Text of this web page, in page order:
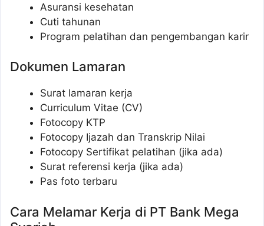
Asuransi kesehatan
Cuti tahunan
Program pelatihan dan pengembangan karir
Dokumen Lamaran
Surat lamaran kerja
Curriculum Vitae (CV)
Fotocopy KTP
Fotocopy Ijazah dan Transkrip Nilai
Fotocopy Sertifikat pelatihan (jika ada)
Surat referensi kerja (jika ada)
Pas foto terbaru
Cara Melamar Kerja di PT Bank Mega